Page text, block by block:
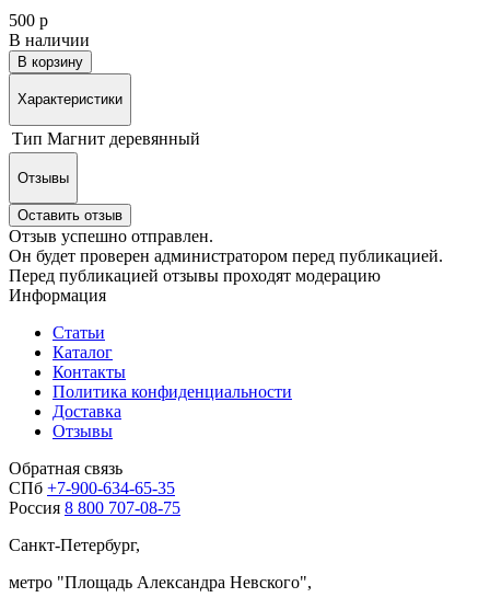
500 р
В наличии
В корзину
Характеристики
Тип Магнит деревянный
Отзывы
Оставить отзыв
Отзыв успешно отправлен.
Он будет проверен администратором перед публикацией.
Перед публикацией отзывы проходят модерацию
Информация
Статьи
Каталог
Контакты
Политика конфиденциальности
Доставка
Отзывы
Обратная связь
СПб +7-900-634-65-35
Россия 8 800 707-08-75
Санкт-Петербург,
метро "Площадь Александра Невского",